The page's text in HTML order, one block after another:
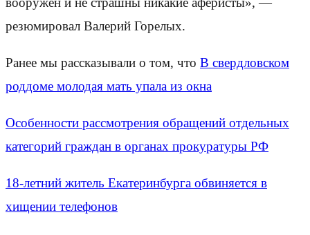
резюмировал Валерий Горелых.
Ранее мы рассказывали о том, что В свердловском
роддоме молодая мать упала из окна
Особенности рассмотрения обращений отдельных
категорий граждан в органах прокуратуры РФ
18-летний житель Екатеринбурга обвиняется в
хищении телефонов